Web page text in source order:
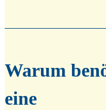
Warum
eine